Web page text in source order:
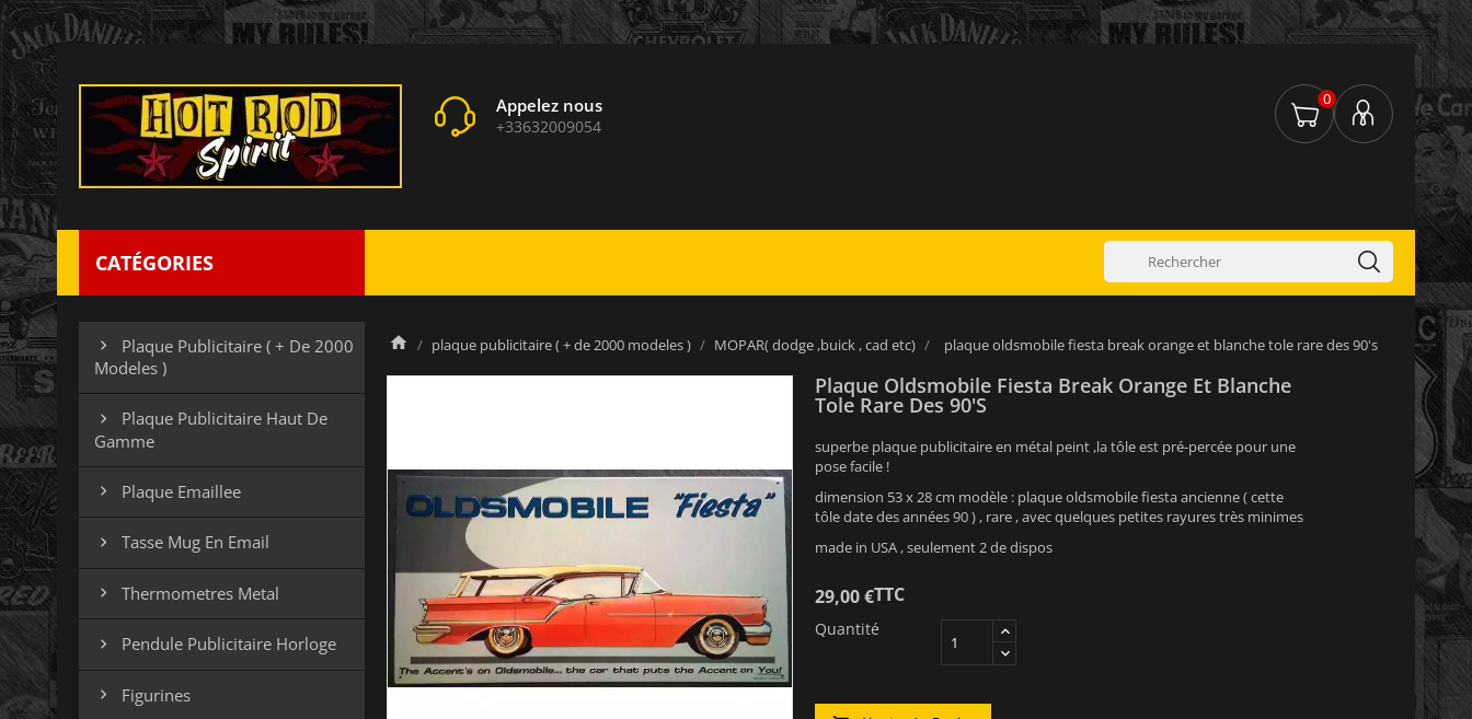
Appelez nous
+33632009054
0
CATÉGORIES

Plaque Publicitaire ( + De 2000
Modeles )

Plaque Publicitaire Haut De
Gamme
 Plaque Emaillee
 Tasse Mug En Email
 Thermometres Metal
 Pendule Publicitaire Horloge
 Figurines
plaque publicitaire ( + de 2000 modeles ) MOPAR( dodge ,buick , cad etc) plaque oldsmobile fiesta break orange et blanche tole rare des 90's
Plaque Oldsmobile Fiesta Break Orange Et Blanche
Tole Rare Des 90's
superbe plaque publicitaire en métal peint ,la tôle est pré-percée pour une
pose facile !
dimension 53 x 28 cm modèle : plaque oldsmobile fiesta ancienne ( cette
tôle date des années 90 ) , rare , avec quelques petites rayures très minimes
made in USA , seulement 2 de dispos
29,00 €TTC
Quantité